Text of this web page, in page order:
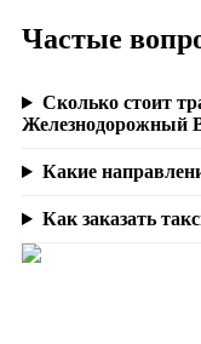
Частые
Сколько стоит
Железнодорожный
Какие
Как заказать